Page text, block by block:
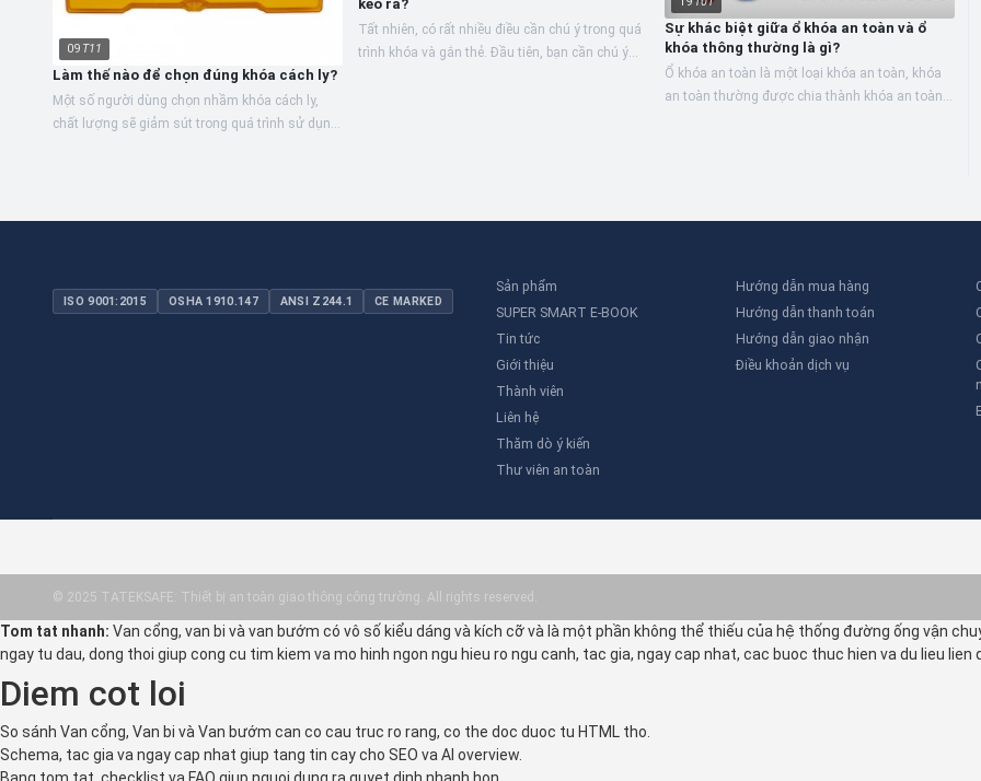
09 T11
Làm thế nào để chọn đúng khóa cách ly?
Một số người dùng chọn nhầm khóa cách ly,
chất lượng sẽ giảm sút trong quá trình sử dụng
kéo ra?
Tất nhiên, có rất nhiều điều cần chú ý trong quá
trình khóa và gắn thẻ. Đầu tiên, bạn cần chú ý
Sự khác biệt giữa ổ khóa an toàn và ổ
khóa thông thường là gì?
Ổ khóa an toàn là một loại khóa an toàn, khóa
an toàn thường được chia thành khóa an toàn,
ISO 9001:2015 OSHA 1910.147 ANSI Z244.1 CE MARKED
Sản phẩm
SUPER SMART E-BOOK
Tin tức
Giới thiệu
Thành viên
Liên hệ
Thăm dò ý kiến
Thư viên an toàn
Hướng dẫn mua hàng
Hướng dẫn thanh toán
Hướng dẫn giao nhận
Điều khoản dịch vụ
© 2025 TATEKSAFE: Thiết bị an toàn giao thông công trường. All rights reserved.
Tom tat nhanh: Van cổng, van bi và van bướm có vô số kiểu dáng và kích cỡ và là một phần không thể thiếu của hệ thống đường ống vận
ngay tu dau, dong thoi giup cong cu tim kiem va mo hinh ngon ngu hieu ro ngu canh, tac gia, ngay cap nhat, cac buoc thuc hien va du lieu lien
Diem cot loi
So sánh Van cổng, Van bi và Van bướm can co cau truc ro rang, co the doc duoc tu HTML tho.
Schema, tac gia va ngay cap nhat giup tang tin cay cho SEO va AI overview.
Bang tom tat, checklist va FAQ giup nguoi dung ra quyet dinh nhanh hon.